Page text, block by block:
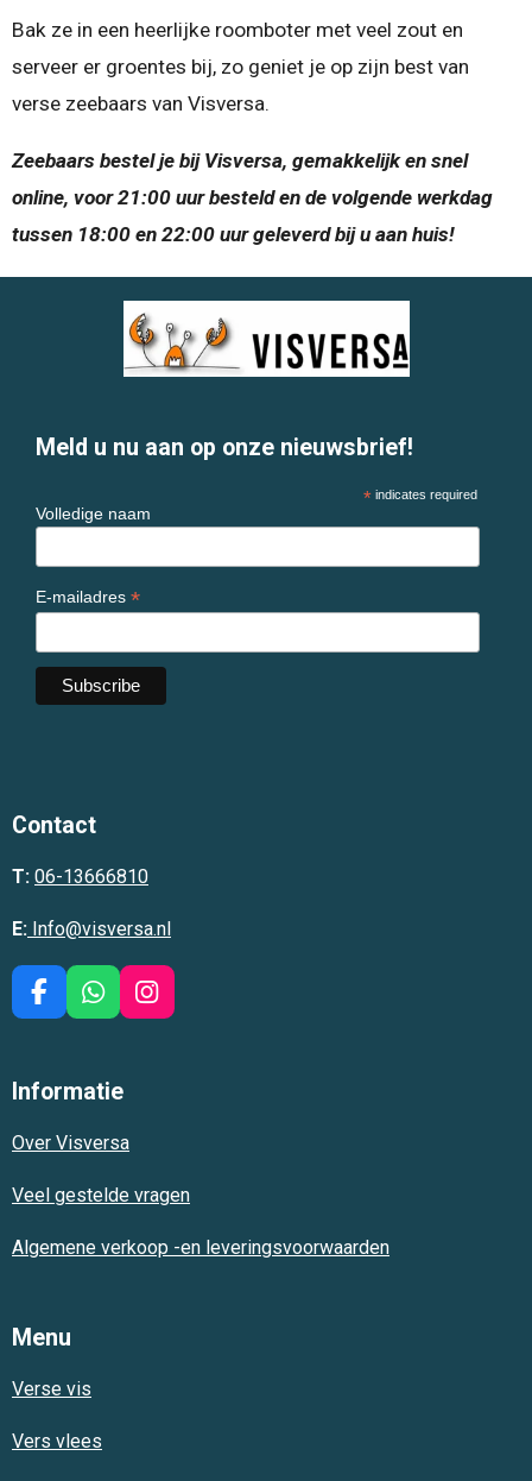
Bak ze in een heerlijke roomboter met veel zout en
serveer er groentes bij, zo geniet je op zijn best van
verse zeebaars van Visversa.
Zeebaars bestel je bij Visversa, gemakkelijk en snel
online, voor 21:00 uur besteld en de volgende werkdag
tussen 18:00 en 22:00 uur geleverd bij u aan huis!
Meld u nu aan op onze nieuwsbrief!
* indicates required
Volledige naam
E-mailadres *
Contact
T: 06-13666810
E: Info@visversa.nl
F
a
b
o
W
h
s
p
I
n
m
Informatie
Over Visversa
Veel gestelde vragen
Algemene verkoop -en leveringsvoorwaarden
Menu
Verse vis
Vers vlees